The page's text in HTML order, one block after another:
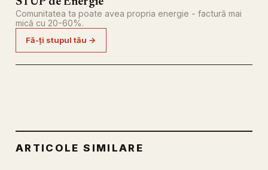
Comunitatea ta poate avea propria energie - factură mai
mică cu 20-60%.
Fă-ți stupul tău →
ARTICOLE SIMILARE